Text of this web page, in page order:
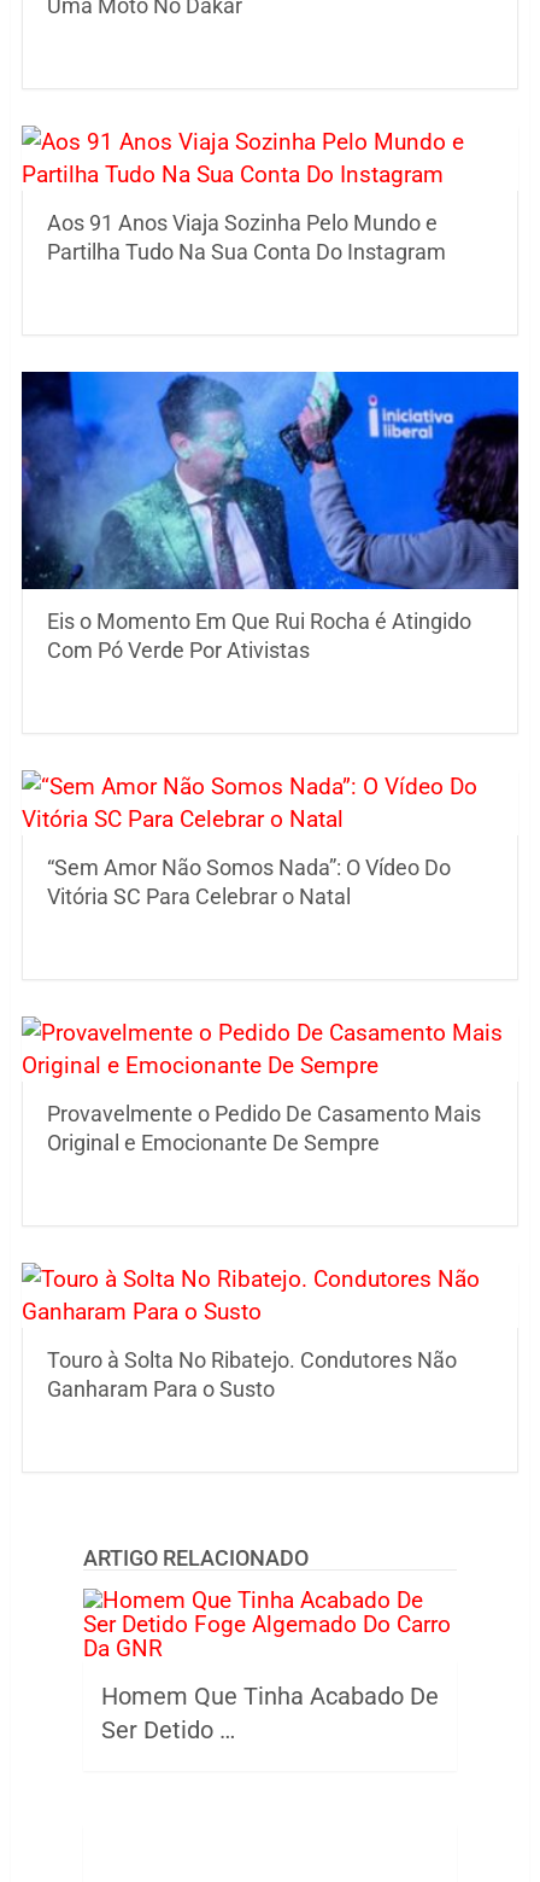
Uma Moto No Dakar
Aos 91 Anos Viaja Sozinha Pelo Mundo e
Partilha Tudo Na Sua Conta Do Instagram
Eis o Momento Em Que Rui Rocha é Atingido
Com Pó Verde Por Ativistas
“Sem Amor Não Somos Nada”: O Vídeo Do
Vitória SC Para Celebrar o Natal
Provavelmente o Pedido De Casamento Mais
Original e Emocionante De Sempre
Touro à Solta No Ribatejo. Condutores Não
Ganharam Para o Susto
ARTIGO RELACIONADO
Homem Que Tinha Acabado De
Ser Detido …